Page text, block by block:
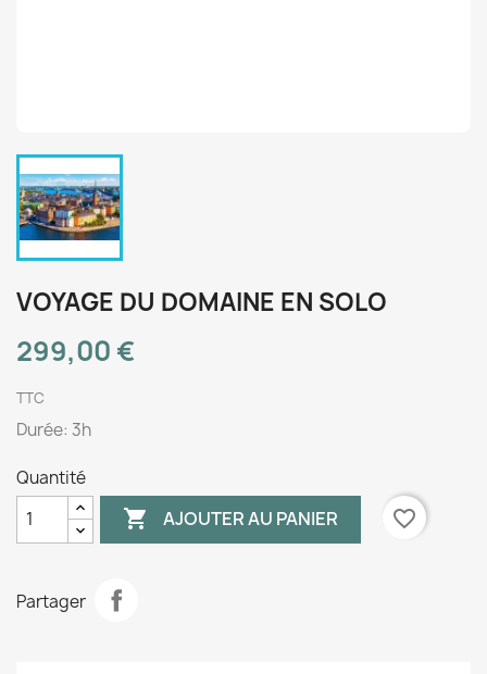
VOYAGE DU DOMAINE EN SOLO
299,00 €
TTC
Durée: 3h
Quantité
 AJOUTER AU PANIER favorite_border
Partager